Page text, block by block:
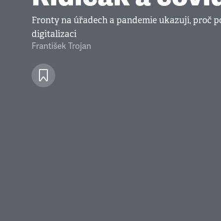
Fronty na úřadech a pandemie ukazují, proč
digitalizaci
František Trojan